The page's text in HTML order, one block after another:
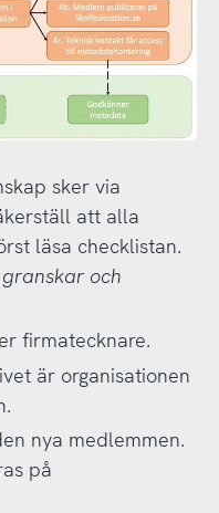
sker via
att alla
läsa checklistan.
och
firmatecknare.
är organisationen
nya medlemmen.
på